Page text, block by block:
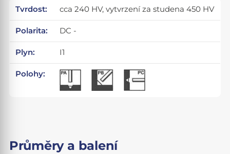
Tvrdost: cca 240 HV, vytvrzení za studena 450 HV
Polarita: DC -
Plyn: I1
Polohy:
Průměry a balení